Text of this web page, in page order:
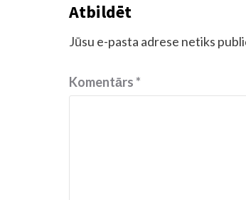
Atbildēt
Jūsu e-pasta adrese netiks
Komentārs*